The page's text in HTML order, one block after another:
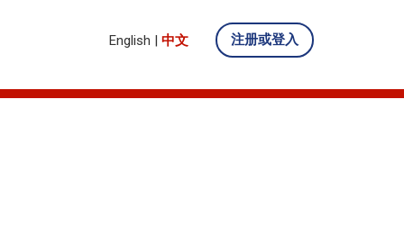
English | 中文 注册或登入